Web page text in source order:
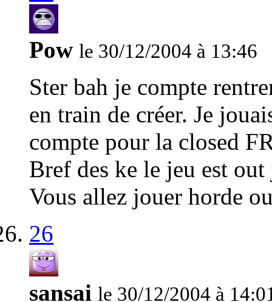
Pow le 30/12/2004 à 13:46
Ster bah je compte
en train de créer. Je
compte pour la closed
Bref des ke le jeu est
Vous allez jouer horde
26
sansai le 30/12/2004 à